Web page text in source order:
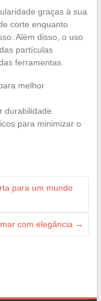
graças à sua
corte enquanto
Além disso, o uso
partículas
ferramentas.
melhor
durabilidade.
para minimizar o
para um mundo
com elegância →